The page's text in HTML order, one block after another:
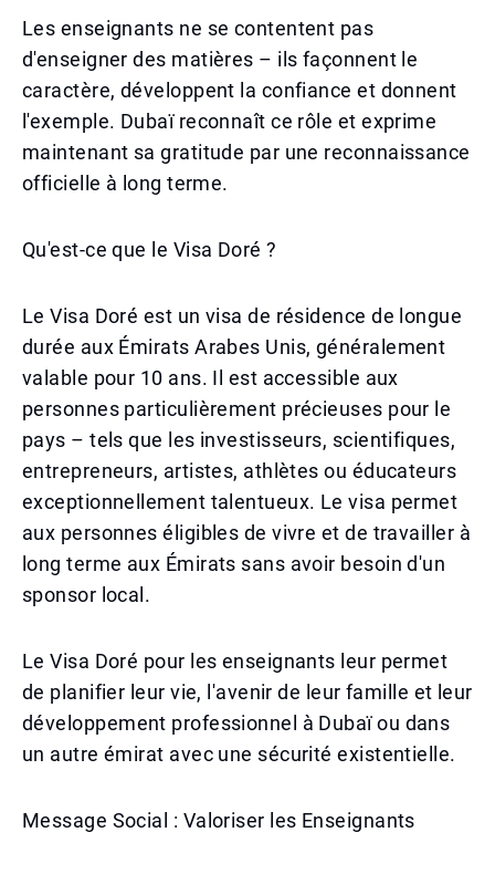
Les enseignants ne se contentent pas
d'enseigner des matières – ils façonnent le
caractère, développent la confiance et donnent
l'exemple. Dubaï reconnaît ce rôle et exprime
maintenant sa gratitude par une reconnaissance
officielle à long terme.
Qu'est-ce que le Visa Doré ?
Le Visa Doré est un visa de résidence de longue
durée aux Émirats Arabes Unis, généralement
valable pour 10 ans. Il est accessible aux
personnes particulièrement précieuses pour le
pays – tels que les investisseurs, scientifiques,
entrepreneurs, artistes, athlètes ou éducateurs
exceptionnellement talentueux. Le visa permet
aux personnes éligibles de vivre et de travailler à
long terme aux Émirats sans avoir besoin d'un
sponsor local.
Le Visa Doré pour les enseignants leur permet
de planifier leur vie, l'avenir de leur famille et leur
développement professionnel à Dubaï ou dans
un autre émirat avec une sécurité existentielle.
Message Social : Valoriser les Enseignants